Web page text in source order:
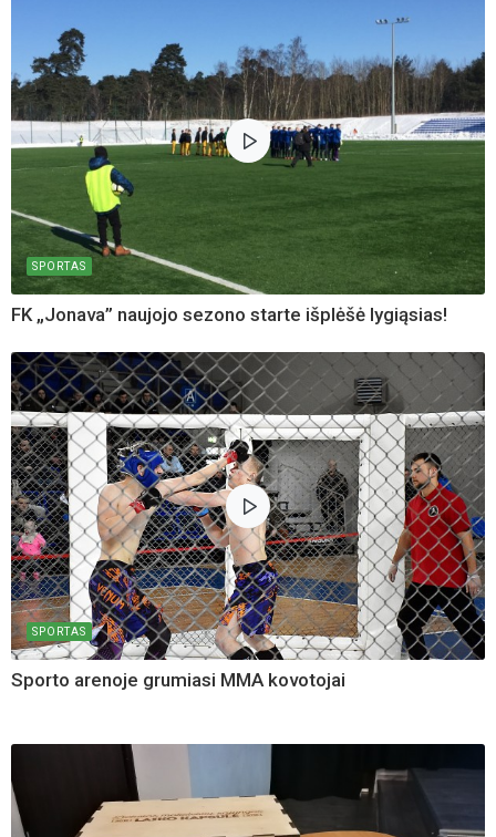
SPORTAS
FK „Jonava” naujojo sezono starte išplėšė lygiąsias!
SPORTAS
Sporto arenoje grumiasi MMA kovotojai